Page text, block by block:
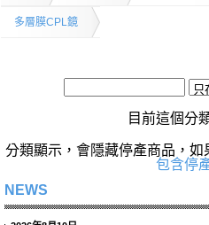
多層膜CPL鏡
目前這個分
分類顯示，會隱藏停產商品，
包含停
NEWS